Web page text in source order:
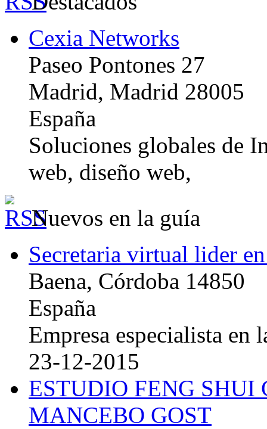
Cexia Networks
Paseo Pontones 27
Madrid, Madrid 28005
España
Soluciones globales de
web, diseño web,
Nuevos en la guía
Secretaria virtual lider
Baena, Córdoba 14850
España
Empresa especialista en
23-12-2015
ESTUDIO FENG
MANCEBO GOST